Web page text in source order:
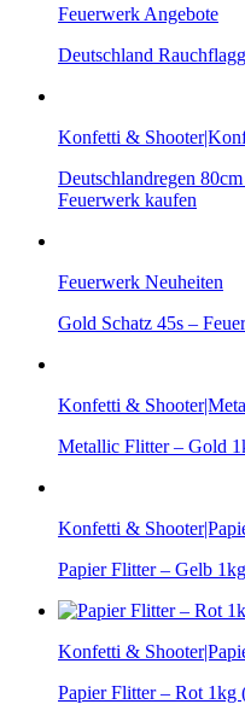
Feuerwerk Angebote
Deutschland
Konfetti &
Deutschlandregen
Feuerwerk kaufen
Feuerwerk Neuheiten
Gold Schatz 45s –
Konfetti &
Metallic Flitter – Gold
Konfetti &
Papier Flitter – Gelb
Konfetti &
Papier Flitter – Rot 1kg